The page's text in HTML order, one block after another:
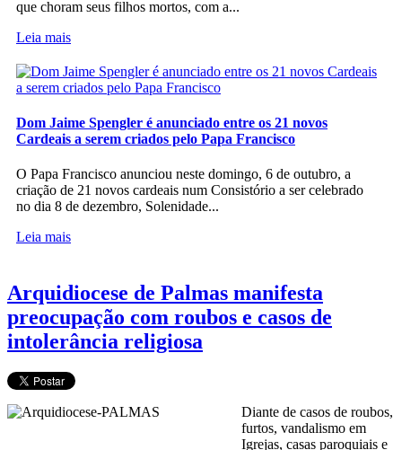
que choram seus filhos mortos, com a...
Leia mais
Dom Jaime Spengler é anunciado entre os 21 novos
Cardeais a serem criados pelo Papa Francisco
O Papa Francisco anunciou neste domingo, 6 de outubro, a
criação de 21 novos cardeais num Consistório a ser celebrado
no dia 8 de dezembro, Solenidade...
Leia mais
Arquidiocese de Palmas manifesta
preocupação com roubos e casos de
intolerância religiosa
Diante de casos de roubos,
furtos, vandalismo em
Igrejas, casas paroquiais e